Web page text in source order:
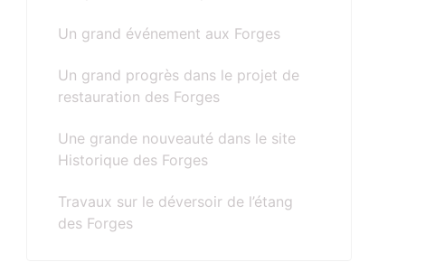
Un grand événement aux Forges
Un grand progrès dans le projet de
restauration des Forges
Une grande nouveauté dans le site
Historique des Forges
Travaux sur le déversoir de l’étang
des Forges